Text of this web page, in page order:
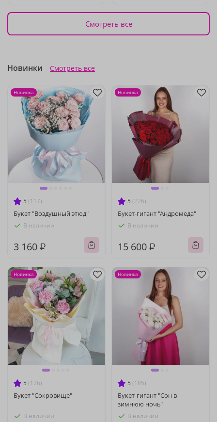
Смотреть все
Новинки Смотреть все
5 (117)
Букет "Воздушный этюд"
В наличии
3 160 ₽
Новинка
5 (226)
Букет-гигант "Андромеда"
В наличии
15 600 ₽
Новинка
5 (126)
Букет "Сокровище"
В наличии
Новинка
5 (185)
Букет-гигант "Сон в
зимнюю ночь"
В наличии
Новинка